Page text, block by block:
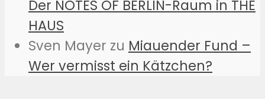
Der NOTES OF BERLIN-Raum in THE
HAUS
Sven Mayer zu Miauender Fund –
Wer vermisst ein Kätzchen?